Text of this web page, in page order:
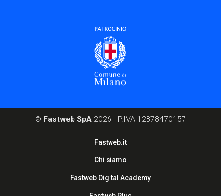
© Fastweb SpA 2026 - P.IVA 12878470157
Fastweb.it
Chi siamo
Fastweb Digital Academy